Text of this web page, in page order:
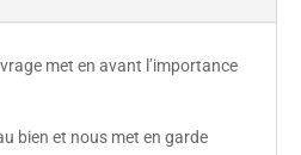
met en avant l’importance
bien et nous met en garde